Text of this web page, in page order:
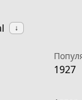
↓
1927